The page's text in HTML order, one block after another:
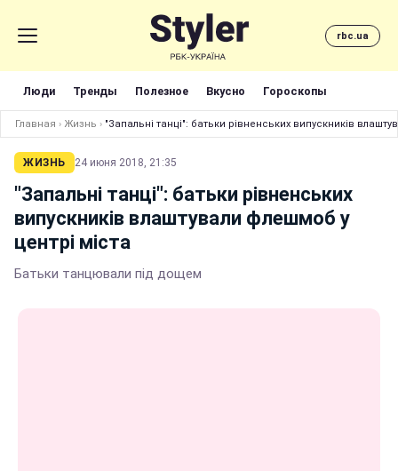
rbc.ua
Люди Тренды Полезное Вкусно Гороскопы
Главная › Жизнь › "Запальні танці": батьки рівненських випускників
ЖИЗНЬ 24 июня 2018, 21:35
"Запальні танці": батьки рівненських
випускників влаштували флешмоб у
центрі міста
Батьки танцювали під дощем